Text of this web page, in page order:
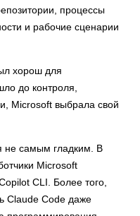
процессы
и рабочие сценарии
хорош для
до контроля,
Microsoft выбрала свой
не самым гладким. В
Microsoft
CLI. Более того,
Claude Code даже